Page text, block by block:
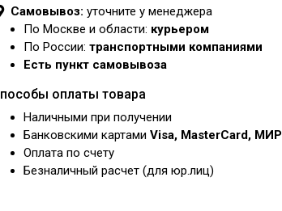
Самовывоз: уточните у менеджера
По Москве и области: курьером
По России: транспортными компаниями
Есть пункт самовывоза
оплаты товара
Наличными при получении
Банковскими картами Visa, MasterCard, МИР
Оплата по счету
Безналичный расчет (для юр.лиц)